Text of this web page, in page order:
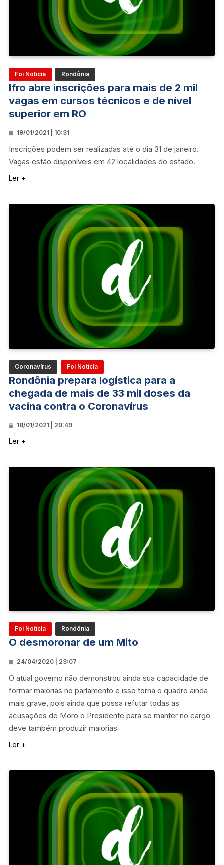
Foi Notícia Rondônia
Ifro abre inscrições para mais de 2 mil
vagas em cursos técnicos e de nível
superior em RO
19/01/2021 | 10:31
Inscrições podem ser realizadas até o dia 31 de janeiro.
Vagas estão disponíveis em 42 localidades do estado.
Ler +
Coronavírus Foi Notícia
Rondônia prepara logística para a
chegada de mais de 33 mil doses da
vacina contra o Coronavírus
18/01/2021 | 20:49
Ler +
Foi Notícia Rondônia
O desmoronar de um Mito
24/04/2020 | 23:07
O atual governo não demonstrou ainda sua capacidade de
formar maiorias no parlamento e isso torna o quadro ainda
mais grave, pois ainda que possa refutar todas as
acusações de Moro o Presidente para se manter no cargo
deve também produzir maiorias
Ler +